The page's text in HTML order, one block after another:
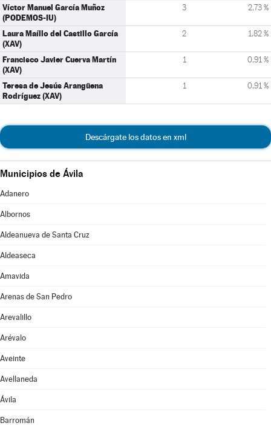
Víctor Manuel García Muñoz
(PODEMOS-IU)
3 2,73 %
Laura Maíllo del Castillo García
(XAV)
2 1,82 %
Francisco Javier Cuerva Martín
(XAV)
1 0,91 %
Teresa de Jesús Arangüena
Rodríguez (XAV)
1 0,91 %
Descárgate los datos en xml
Municipios de Ávila
Adanero
Albornos
Aldeanueva de Santa Cruz
Aldeaseca
Amavida
Arenas de San Pedro
Arevalillo
Arévalo
Aveinte
Avellaneda
Ávila
Barromán